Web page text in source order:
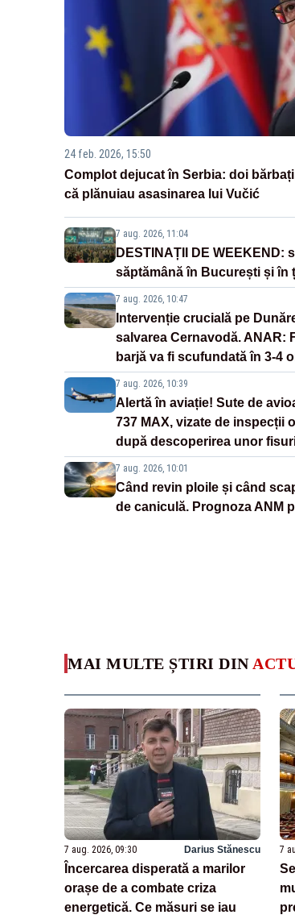
24 feb. 2026, 15:50
Complot dejucat în Serbia: doi
că plănuiau asasinarea lui Vučić
7 aug. 2026, 11:04
DESTINAȚII DE WEEKEND:
săptămână în București și în
7 aug. 2026, 10:47
Intervenție crucială pe
salvarea Cernavodă. ANAR:
barjă va fi scufundată în 3-4
7 aug. 2026, 10:39
Alertă în aviație! Sute de
737 MAX, vizate de inspecții
după descoperirea unor
7 aug. 2026, 10:01
Când revin ploile și când
de caniculă. Prognoza ANM
MAI MULTE ȘTIRI DIN
7 aug. 2026, 09:30 Darius Stănescu
Încercarea disperată a marilor
orașe de a combate criza
energetică. Ce măsuri se iau
7